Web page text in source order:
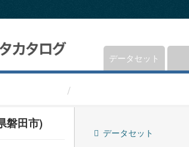
データセット
磐田市)
データセット